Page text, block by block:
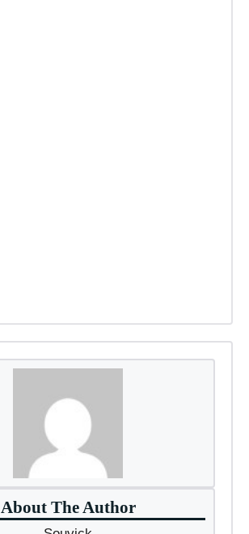
About The Author